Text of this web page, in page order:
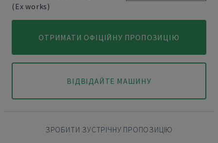
(Ex works)
ОТРИМАТИ ОФІЦІЙНУ ПРОПОЗИЦІЮ
ВІДВІДАЙТЕ МАШИНУ
ЗРОБИТИ ЗУСТРІЧНУ ПРОПОЗИЦІЮ